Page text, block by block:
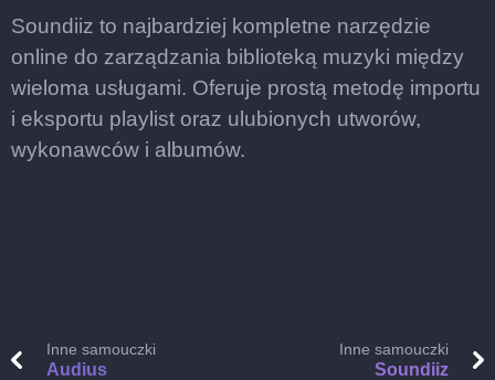
Soundiiz to najbardziej kompletne narzędzie
online do zarządzania biblioteką muzyki między
wieloma usługami. Oferuje prostą metodę importu
i eksportu playlist oraz ulubionych utworów,
wykonawców i albumów.
Inne samouczki
Audius
Inne samouczki
Soundiiz